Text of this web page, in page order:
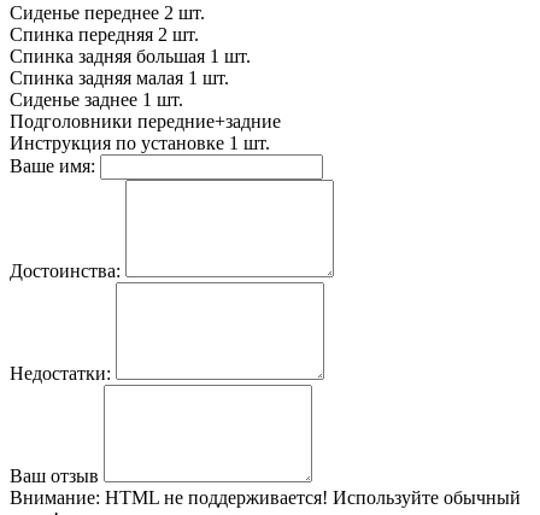
Сиденье переднее 2 шт.
Спинка передняя 2 шт.
Спинка задняя большая 1 шт.
Спинка задняя малая 1 шт.
Сиденье заднее 1 шт.
Подголовники передние+задние
Инструкция по установке 1 шт.
Ваше имя:
Достоинства:
Недостатки:
Ваш отзыв
Внимание: HTML не поддерживается! Используйте обычный